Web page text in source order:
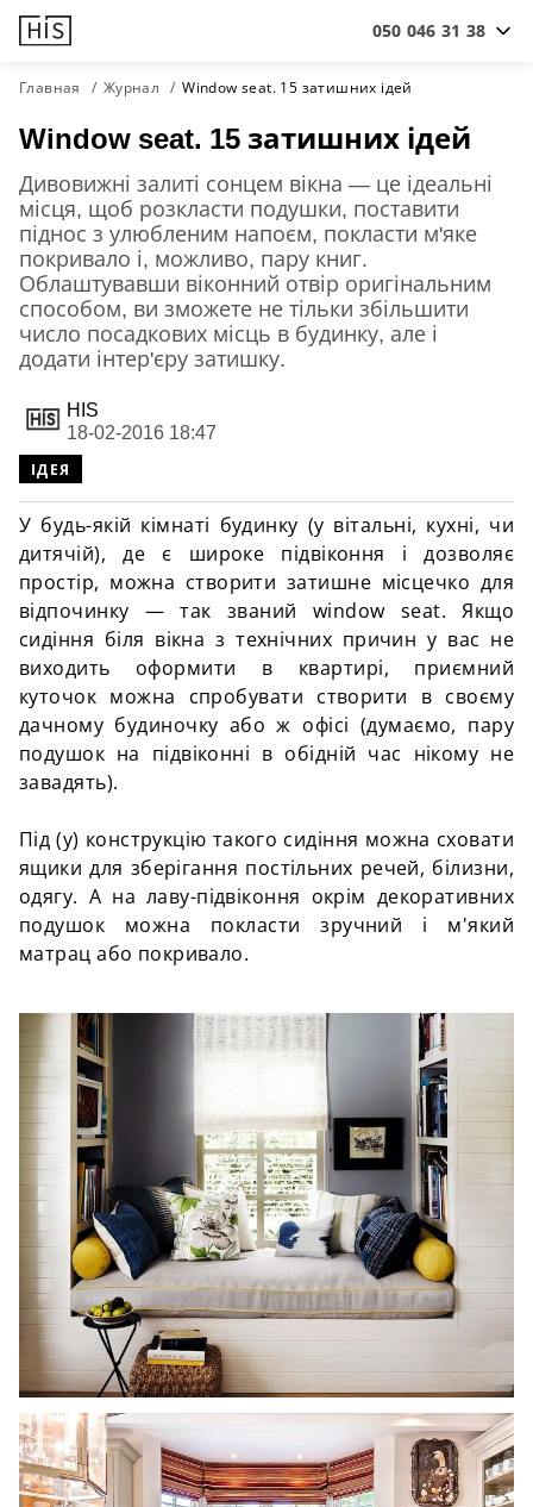
050 046 31 38
Главная Журнал Window seat. 15 затишних ідей
Window seat. 15 затишних ідей
Дивовижні залиті сонцем вікна — це ідеальні
місця, щоб розкласти подушки, поставити
піднос з улюбленим напоєм, покласти м'яке
покривало і, можливо, пару книг.
Облаштувавши віконний отвір оригінальним
способом, ви зможете не тільки збільшити
число посадкових місць в будинку, але і
додати інтер'єру затишку.
HIS
18-02-2016 18:47
ІДЕЯ
У будь-якій кімнаті будинку (у вітальні, кухні, чи
дитячій), де є широке підвіконня і дозволяє
простір, можна створити затишне місцечко для
відпочинку — так званий window seat. Якщо
сидіння біля вікна з технічних причин у вас не
виходить оформити в квартирі, приємний
куточок можна спробувати створити в своєму
дачному будиночку або ж офісі (думаємо, пару
подушок на підвіконні в обідній час нікому не
завадять).
Під (у) конструкцію такого сидіння можна сховати
ящики для зберігання постільних речей, білизни,
одягу. А на лаву-підвіконня окрім декоративних
подушок можна покласти зручний і м'який
матрац або покривало.